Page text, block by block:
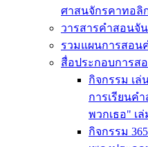
ศาสนจักรคาทอลิ
วารสารคำสอนจั
รวมแผนการสอน
สื่อประกอบการส
กิจกรรม เล่
การเรียนค
พวกเธอ" เล่
กิจกรรม